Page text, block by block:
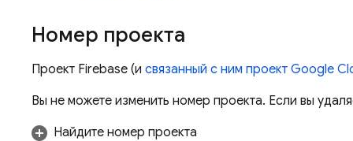
Номер проекта
Проект Firebase (и связанный с ним проект Google
Вы не можете изменить номер проекта. Если вы
Найдите номер проекта